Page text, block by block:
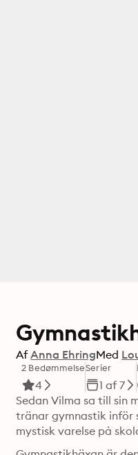
Af Anna EhringMed
2 Bedømmelse
4
Serier
1 af 7
Sedan Vilma sa till sin
tränar gymnastik inför
mystisk varelse på